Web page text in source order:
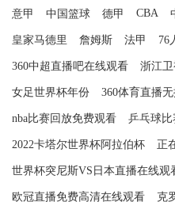
意甲 中国篮球 德甲 CBA
皇家马德里 詹姆斯 法甲 76
360中超直播吧在线观看 浙江
女足世界杯年份 360体育直播
nba比赛回放免费观看 乒乓球
2022卡塔尔世界杯阿拉伯杯 正
世界杯突尼斯VS日本直播在线观
欧冠直播免费高清在线观看 克